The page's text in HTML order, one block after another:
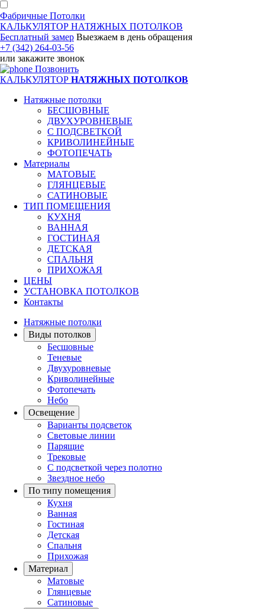
Фабричные Потолки
КАЛЬКУЛЯТОР НАТЯЖНЫХ ПОТОЛКОВ
Бесплатный замер Выезжаем в день обращения
+7 (342) 264-03-56
или закажите звонок
Позвонить
КАЛЬКУЛЯТОР НАТЯЖНЫХ ПОТОЛКОВ
Натяжные потолки
БЕСШОВНЫЕ
ДВУХУРОВНЕВЫЕ
С ПОДСВЕТКОЙ
КРИВОЛИНЕЙНЫЕ
ФОТОПЕЧАТЬ
Материалы
МАТОВЫЕ
ГЛЯНЦЕВЫЕ
САТИНОВЫЕ
ТИП ПОМЕЩЕНИЯ
КУХНЯ
ВАННАЯ
ГОСТИНАЯ
ДЕТСКАЯ
СПАЛЬНЯ
ПРИХОЖАЯ
ЦЕНЫ
УСТАНОВКА ПОТОЛКОВ
Контакты
Натяжные потолки
Виды потолков
Бесшовные
Теневые
Двухуровневые
Криволинейные
Фотопечать
Небо
Освещение
Варианты подсветок
Световые линии
Парящие
Трековые
С подсветкой через полотно
Звездное небо
По типу помещения
Кухня
Ванная
Гостиная
Детская
Спальня
Прихожая
Материал
Матовые
Глянцевые
Сатиновые